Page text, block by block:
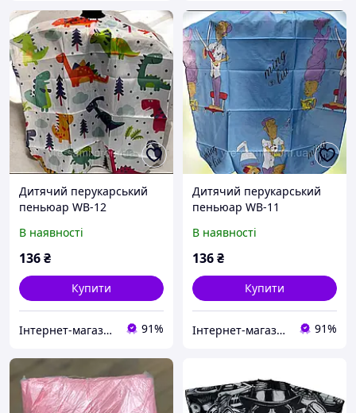
Дитячий перукарський
пеньюар WB-12
В наявності
136₴
Купити
Інтернет-магазин CELEBRITY 91%
Дитячий перукарський
пеньюар WB-11
В наявності
136₴
Купити
Інтернет-магазин CELEBRITY 91%